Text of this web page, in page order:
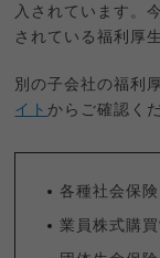
入されています。
されている福利厚
別の子会社の福利
イト からご確認く
各種社会保険
業員株式購